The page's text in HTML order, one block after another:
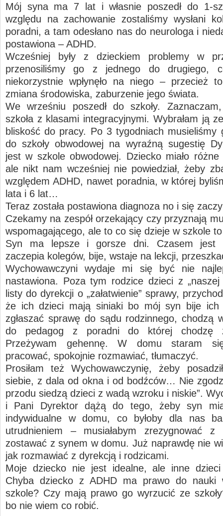
Mój syna ma 7 lat i własnie poszedł do 1-
względu na zachowanie zostaliśmy wysłani
poradni, a tam odesłano nas do neurologa i
postawiona – ADHD.
Wcześniej były z dzieckiem problemy w
przenosiliśmy go z jednego do drugiego,
niekorzystnie wpłynęło na niego – przecież
zmiana środowiska, zaburzenie jego świata.
We wrześniu poszedł do szkoły.
szkoła z klasami integracyjnymi. Wybrałam ją
bliskość do pracy. Po 3 tygodniach musieliśmy
do szkoły obwodowej na wyraźną sugestię
jest w szkole obwodowej. Dziecko miało różne
ale nikt nam wcześniej nie powiedział, żeby
względem ADHD, nawet poradnia, w której
lata i 6 lat…
Teraz została postawiona diagnoza no i się
Czekamy na zespół orzekający czy przyznają
wspomagającego, ale to co się dzieje w szkole
Syn ma lepsze i gorsze dni. Czasem jest
zaczepia kolegów, bije, wstaje na lekcji,
Wychowawczyni wydaje mi się być nie
nastawiona. Poza tym rodzice dzieci z „naszej
listy do dyrekcji o „załatwienie” sprawy,
że ich dzieci mają siniaki bo mój syn bije ich
zgłaszać sprawę do sądu rodzinnego, chodzą
do pedagog z poradni do której chodzę
Przeżywam gehennę. W domu staram
pracować, spokojnie rozmawiać, tłumaczyć.
Prosiłam też Wychowawczynię, żeby
siebie, z dala od okna i od bodźców… Nie
przodu siedzą dzieci z wadą wzroku i niskie”.
i Pani Dyrektor dążą do tego, żeby syn
indywidualne w domu, co byłoby dla nas
utrudnieniem – musiałabym zrezygnować z
zostawać z synem w domu. Już naprawdę nie
jak rozmawiać z dyrekcją i rodzicami.
Moje dziecko nie jest idealne, ale inne
Chyba dziecko z ADHD ma prawo do nauki
szkole? Czy mają prawo go wyrzucić ze
bo nie wiem co robić.